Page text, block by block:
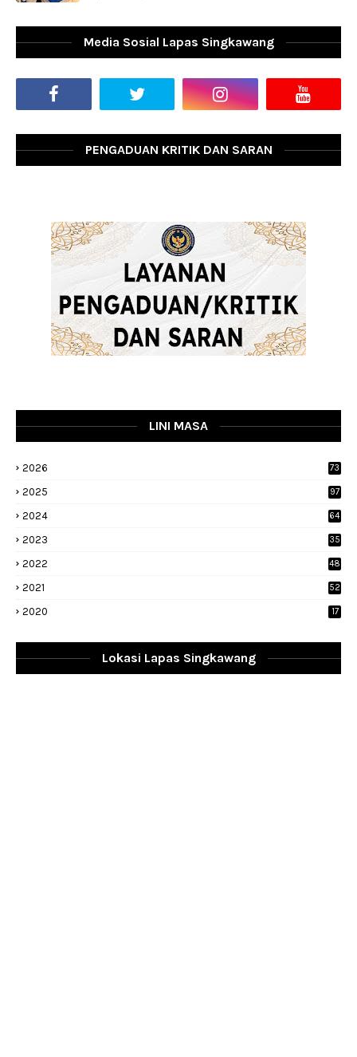
Media Sosial Lapas Singkawang
PENGADUAN KRITIK DAN SARAN
LINI MASA
2026 73
2025 97
2024 64
2023
35
2022
48
2021 52
2020 17
Lokasi Lapas Singkawang